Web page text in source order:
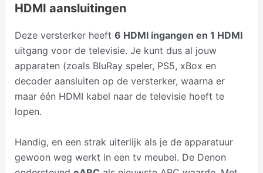
HDMI aansluitingen
Deze versterker heeft 6 HDMI ingangen en 1 HDMI
uitgang voor de televisie. Je kunt dus al jouw
apparaten (zoals BluRay speler, PS5, xBox en
decoder aansluiten op de versterker, waarna er
maar één HDMI kabel naar de televisie hoeft te
lopen.
Handig, en een strak uiterlijk als je de apparatuur
gewoon weg werkt in een tv meubel. De Denon